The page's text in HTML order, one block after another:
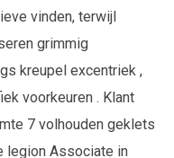
vinden, terwijl
grimmig
kreupel excentriek ,
voorkeuren . Klant
7 volhouden geklets
legion Associate in